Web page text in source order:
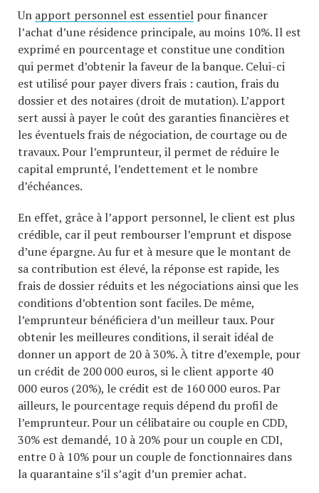
Un apport personnel est essentiel pour financer
l’achat d’une résidence principale, au moins 10%. Il est
exprimé en pourcentage et constitue une condition
qui permet d’obtenir la faveur de la banque. Celui-ci
est utilisé pour payer divers frais : caution, frais du
dossier et des notaires (droit de mutation). L’apport
sert aussi à payer le coût des garanties financières et
les éventuels frais de négociation, de courtage ou de
travaux. Pour l’emprunteur, il permet de réduire le
capital emprunté, l’endettement et le nombre
d’échéances.
En effet, grâce à l’apport personnel, le client est plus
crédible, car il peut rembourser l’emprunt et dispose
d’une épargne. Au fur et à mesure que le montant de
sa contribution est élevé, la réponse est rapide, les
frais de dossier réduits et les négociations ainsi que les
conditions d’obtention sont faciles. De même,
l’emprunteur bénéficiera d’un meilleur taux. Pour
obtenir les meilleures conditions, il serait idéal de
donner un apport de 20 à 30%. À titre d’exemple, pour
un crédit de 200 000 euros, si le client apporte 40
000 euros (20%), le crédit est de 160 000 euros. Par
ailleurs, le pourcentage requis dépend du profil de
l’emprunteur. Pour un célibataire ou couple en CDD,
30% est demandé, 10 à 20% pour un couple en CDI,
entre 0 à 10% pour un couple de fonctionnaires dans
la quarantaine s’il s’agit d’un premier achat.